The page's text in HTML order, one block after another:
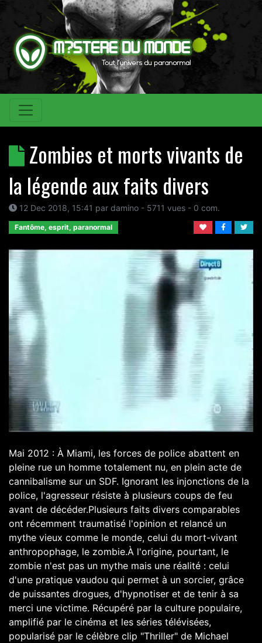
Zombies et morts vivants de
la légende aux faits divers
12 Dec 2018, 15:41 par damino - 5711 vues - 0 com.
Fantôme, esprit, paranormal
Mai 2012 : À Miami, les forces de police abattent en
pleine rue un homme totalement nu, en plein acte de
cannibalisme sur un SDF. Ignorant les injonctions de la
police, l'agresseur résiste à plusieurs coups de feu
avant de décéder.Plusieurs faits divers comparables
ont récemment traumatisé l'opinion et relancé un
mythe vieux comme le monde, celui du mort-vivant
anthropophage, le zombie.À l'origine, pourtant, le
zombie n'est pas un mythe mais une réalité : celui
d'une pratique vaudou qui permet à un sorcier, grâce
de puissantes drogues, d'hypnotiser et de tenir à sa
merci une victime. Récupéré par la culture populaire,
amplifié par le cinéma et les séries télévisées,
popularisé par le célèbre clip "Thriller" de Michael